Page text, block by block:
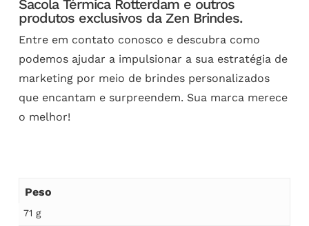
Sacola Térmica Rotterdam e outros
produtos exclusivos da Zen Brindes.
Entre em contato conosco e descubra como
podemos ajudar a impulsionar a sua estratégia de
marketing por meio de brindes personalizados
que encantam e surpreendem. Sua marca merece
o melhor!
Peso
71 g